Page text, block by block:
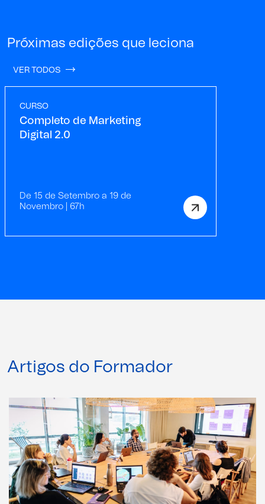
Próximas edições que leciona
VER TODOS
CURSO
Completo de Marketing
Digital 2.0
De 15 de Setembro a 19 de
Novembro | 67h
Artigos do Formador